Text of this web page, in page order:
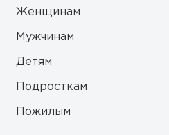
Женщинам
Мужчинам
Детям
Подросткам
Пожилым